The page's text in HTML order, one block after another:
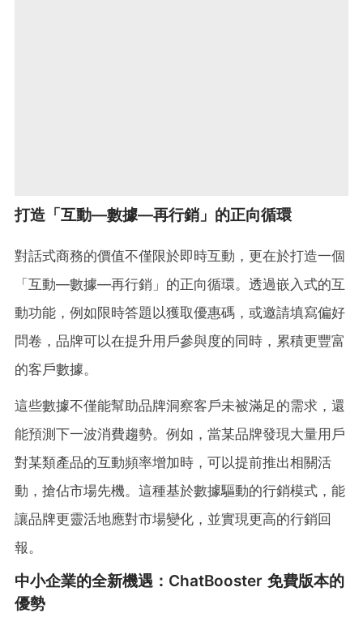
打造「互動—數據—再行銷」的正向循環
對話式商務的價值不僅限於即時互動，更在於打造一個
「互動—數據—再行銷」的正向循環。透過嵌入式的互
動功能，例如限時答題以獲取優惠碼，或邀請填寫偏好
問卷，品牌可以在提升用戶參與度的同時，累積更豐富
的客戶數據。
這些數據不僅能幫助品牌洞察客戶未被滿足的需求，還
能預測下一波消費趨勢。例如，當某品牌發現大量用戶
對某類產品的互動頻率增加時，可以提前推出相關活
動，搶佔市場先機。這種基於數據驅動的行銷模式，能
讓品牌更靈活地應對市場變化，並實現更高的行銷回
報。
中小企業的全新機遇：ChatBooster 免費版本的
優勢